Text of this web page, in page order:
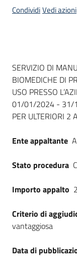
English
site
su
CondividiVedi azioni
Dati del
SERVIZIO DI
BIOMEDICHE DI
USO PRESSO
01/01/2024 - 31/
PER ULTERIORI 2
Ente appaltante
Stato procedura
Importo appalto
Criterio di
vantaggiosa
Data di